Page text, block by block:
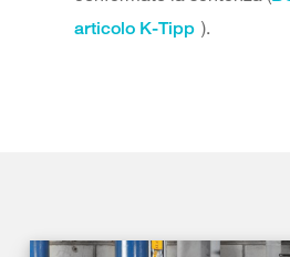
articolo K-Tipp ).